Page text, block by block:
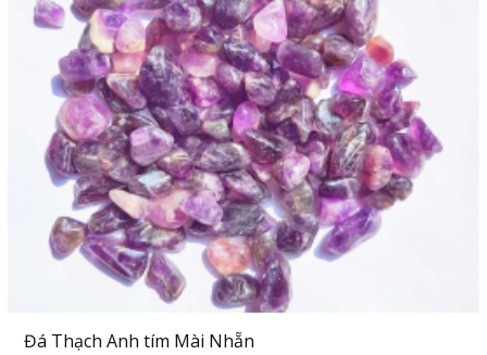
Đá Thạch Anh tím Mài Nhẵn